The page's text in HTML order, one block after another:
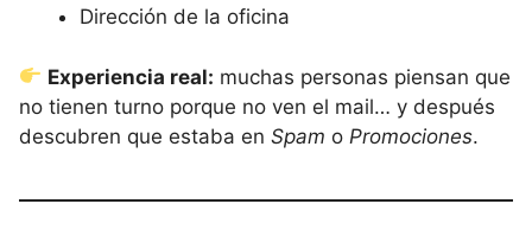
Dirección de la oficina
Experiencia real: muchas personas piensan que
no tienen turno porque no ven el mail… y después
descubren que estaba en Spam o Promociones.